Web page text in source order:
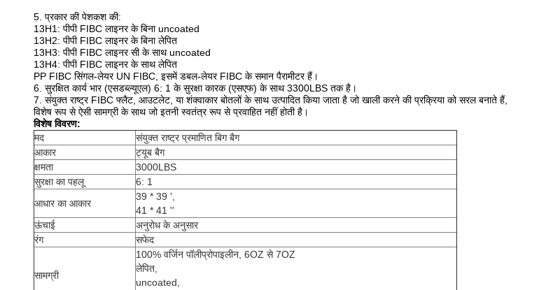
5. प्रकार की पेशकश की:
13H1: पीपी FIBC लाइनर के बिना uncoated
13H2: पीपी FIBC लाइनर के बिना लेपित
13H3: पीपी FIBC लाइनर सी के साथ uncoated
13H4: पीपी FIBC लाइनर के साथ लेपित
PP FIBC सिंगल-लेयर UN FIBC, इसमें डबल-लेयर FIBC के समान पैरामीटर हैं।
6. सुरक्षित कार्य भार (एसडब्ल्यूएल) 6: 1 के सुरक्षा कारक (एसएफ) के साथ 3300LBS तक है।
7. संयुक्त राष्ट्र FIBC फ्लैट, आउटलेट, या शंक्वाकार बोतलों के साथ उत्पादित किया जाता है जो खाली करने की प्रक्रिया को सरल बनाते हैं,
विशेष रूप से ऐसी सामग्री के साथ जो इतनी स्वतंत्र रूप से प्रवाहित नहीं होती है।
विशेष विवरण:
मद
संयुक्त राष्ट्र प्रमाणित बिग बैग
आकार
ट्यूब बैग
क्षमता
3000LBS
सुरक्षा का पहलू
6: 1
आधार का आकार
39 * 39 ',
41 * 41 ''
ऊंचाई
अनुरोध के अनुसार
रंग
सफेद
सामग्री
100% वर्जिन पॉलीप्रोपाइलीन, 6OZ से 7OZ
लेपित,
uncoated,